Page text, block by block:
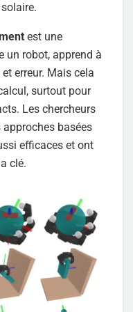
est une
un robot, apprend à
erreur. Mais cela
surtout pour
Les chercheurs
basées
efficaces et ont
clé.